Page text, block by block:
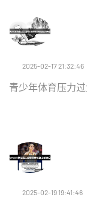
2025-02-17 21:32:46
青少年体育压力
2025-02-19 19:41:46